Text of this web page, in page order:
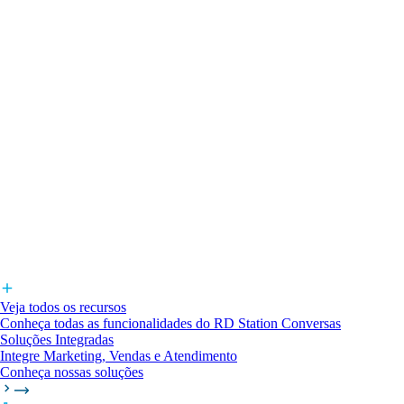
Veja todos os recursos
Conheça todas as funcionalidades do RD Station Conversas
Soluções Integradas
Integre Marketing, Vendas e Atendimento
Conheça nossas soluções